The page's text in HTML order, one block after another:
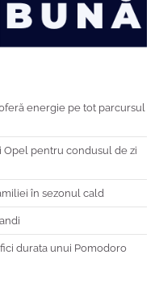
energie pe tot parcursul
pentru condusul de zi
în sezonul cald
durata unui Pomodoro